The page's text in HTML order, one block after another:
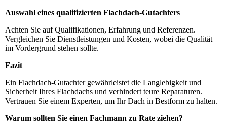
Auswahl eines qualifizierten Flachdach-Gutachters
Achten Sie auf Qualifikationen, Erfahrung und Referenzen.
Vergleichen Sie Dienstleistungen und Kosten, wobei die Qualität
im Vordergrund stehen sollte.
Fazit
Ein Flachdach-Gutachter gewährleistet die Langlebigkeit und
Sicherheit Ihres Flachdachs und verhindert teure Reparaturen.
Vertrauen Sie einem Experten, um Ihr Dach in Bestform zu halten.
Warum sollten Sie einen Fachmann zu Rate ziehen?